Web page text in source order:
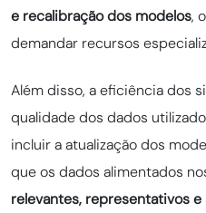
e recalibração dos modelos,
demandar recursos
Além disso, a eficiência dos
qualidade dos dados
incluir a atualização dos
que os dados alimentados
relevantes, representativos e